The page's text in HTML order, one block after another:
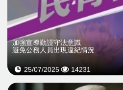
加強宣導勤謹守法意識
避免公務人員出現違紀情況
25/07/2025 14231